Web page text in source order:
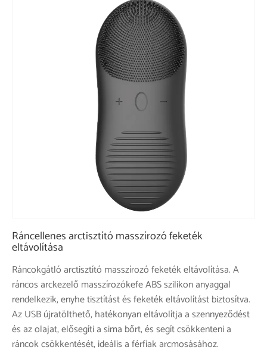
Ráncellenes arctisztító masszírozó feketék
eltávolítása
Ráncokgátló arctisztító masszírozó feketék eltávolítása. A
ráncos arckezelő masszírozókefe ABS szilikon anyaggal
rendelkezik, enyhe tisztítást és feketék eltávolítást biztosítva.
Az USB újratölthető, hatékonyan eltávolítja a szennyeződést
és az olajat, elősegíti a sima bőrt, és segít csökkenteni a
ráncok csökkentését, ideális a férfiak arcmosásához.